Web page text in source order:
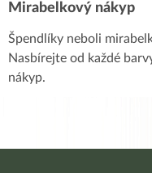
Mirabelkový nákyp
Špendlíky neboli
Nasbírejte od každé
nákyp.